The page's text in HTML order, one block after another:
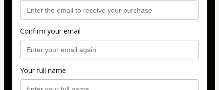
Confirm your email
Your full name